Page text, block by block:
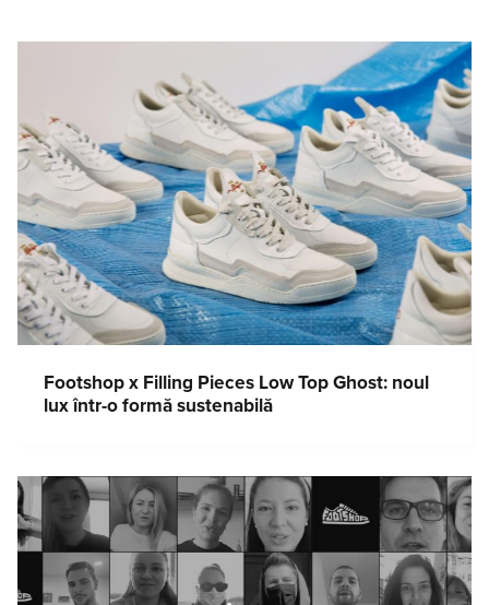
Footshop x Filling Pieces Low Top Ghost: noul
lux într-o formă sustenabilă